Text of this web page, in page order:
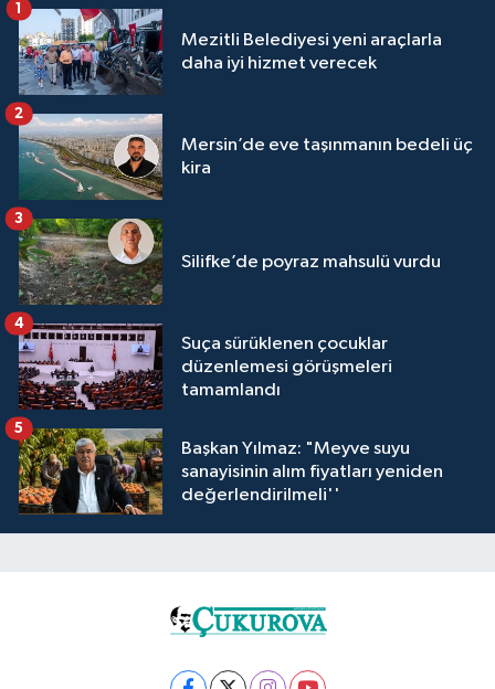
Mezitli Belediyesi yeni araçlarla
daha iyi hizmet verecek
1
Mersin’de eve taşınmanın bedeli üç
kira
2
Silifke’de poyraz mahsulü vurdu
3
Suça sürüklenen çocuklar
düzenlemesi görüşmeleri
tamamlandı
4
Başkan Yılmaz: "Meyve suyu
sanayisinin alım fiyatları yeniden
değerlendirilmeli''
5